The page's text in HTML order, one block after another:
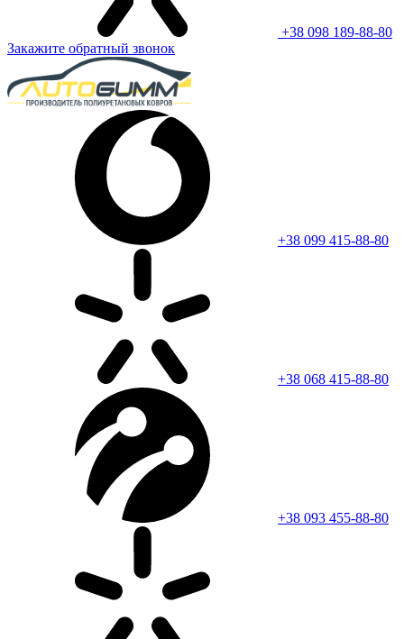
+38 098 189-88-80
Закажите обратный звонок
+38 099 415-88-80
+38 068 415-88-80
+38 093 455-88-80